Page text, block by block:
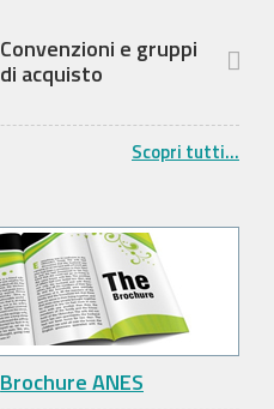
Convenzioni e gruppi
di acquisto
Scopri tutti...
Brochure ANES